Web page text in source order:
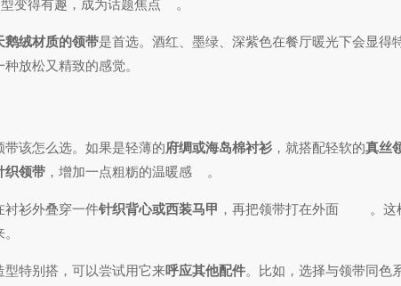
变得有趣，成为话题焦点
。
鹅绒材质的领带是首选。酒红、墨绿、深紫色在餐厅暖光下会显得
放松又精致的感觉。
带该怎么选。如果是轻薄的府绸或海岛棉衬衫 ，就搭配轻软的真丝
织领带 ，增加一点粗粝的温暖感 。
衬衫外叠穿一件针织背心或西装马甲 ，再把领带打在外面
。这
型特别搭，可以尝试用它来呼应其他配件。比如，选择与领带同色